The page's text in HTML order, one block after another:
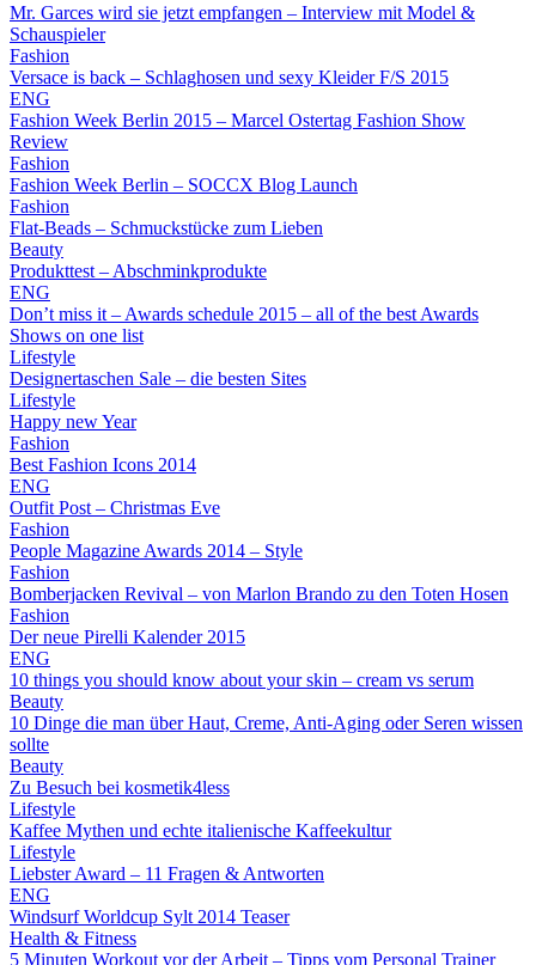
Mr. Garces wird sie jetzt empfangen – Interview mit Model &
Schauspieler
Fashion
Versace is back – Schlaghosen und sexy Kleider F/S 2015
ENG
Fashion Week Berlin 2015 – Marcel Ostertag Fashion Show
Review
Fashion
Fashion Week Berlin – SOCCX Blog Launch
Fashion
Flat-Beads – Schmuckstücke zum Lieben
Beauty
Produkttest – Abschminkprodukte
ENG
Don’t miss it – Awards schedule 2015 – all of the best Awards
Shows on one list
Lifestyle
Designertaschen Sale – die besten Sites
Lifestyle
Happy new Year
Fashion
Best Fashion Icons 2014
ENG
Outfit Post – Christmas Eve
Fashion
People Magazine Awards 2014 – Style
Fashion
Bomberjacken Revival – von Marlon Brando zu den Toten Hosen
Fashion
Der neue Pirelli Kalender 2015
ENG
10 things you should know about your skin – cream vs serum
Beauty
10 Dinge die man über Haut, Creme, Anti-Aging oder Seren wissen
sollte
Beauty
Zu Besuch bei kosmetik4less
Lifestyle
Kaffee Mythen und echte italienische Kaffeekultur
Lifestyle
Liebster Award – 11 Fragen & Antworten
ENG
Windsurf Worldcup Sylt 2014 Teaser
Health & Fitness
5 Minuten Workout vor der Arbeit – Tipps vom Personal Trainer